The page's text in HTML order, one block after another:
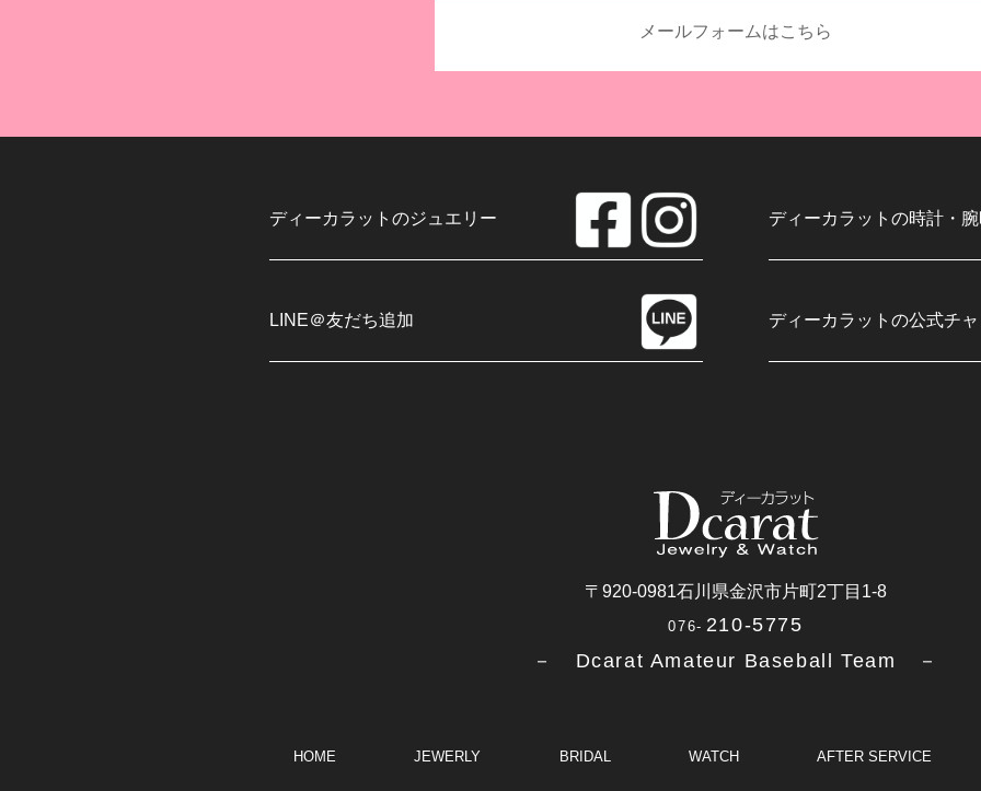
メールフォームはこちら
ディーカラットのジュエリー ディーカラットの時計・
LINE＠友だち追加 ディーカラットの公式チ
〒920-0981石川県金沢市片町2丁目1-8
076- 210-5775
－ Dcarat Amateur Baseball Team －
HOME JEWERLY BRIDAL WATCH AFTER SERVICE